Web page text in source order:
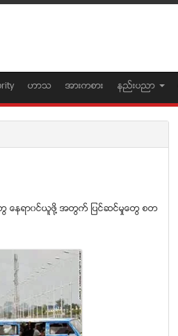
ဟာသ အားကစား နည္းပညာ
နရာ၀င္ယူဖုိ႔ အတြက္ ျပင္ဆင္မႈေတြ စတ